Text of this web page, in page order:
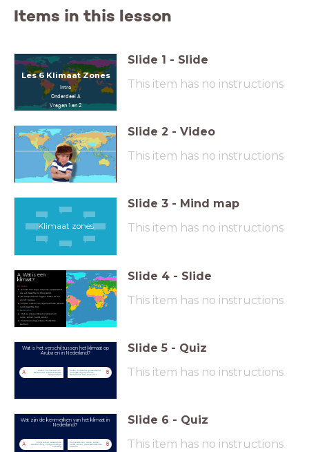
Items in this lesson
Les 6 Klimaat Zones
Intro
Onderdeel A
Vragen 1 en 2
Slide 1 - Slide
This item has no instructions
Slide 2 - Video
This item has no instructions
Klimaat zones
Slide 3 - Mind map
This item has no instructions
A. Wat is een
klimaat?
Op Aruba:
Je hebt hier bijna altijd de passaatwind,
die uit dezelfde richting komt.
Detemperaturen liggen tussen de 25 ̊
en 35 ̊ Celsius.
Elk jaar is weer een regenperiode, steeds
rond dezelfde tijd.
In Nederland:
Heb je elk jaar steeds 4 seizoenen;
lente, zomer, herfst, winter.
Elk seizoen volgt elk jaar hetzelfde
patroon.
Slide 4 - Slide
This item has no instructions
Wat is het verschil tussen het klimaat op
Aruba en in Nederland?
A Aruba: Vier seizoenen;
Nederland: Altijd dezelfde
temperatuur B
Aruba: Constante passaatwind,
jaarlijkse regenperiode;
Nederland: Vier seizoenen
Slide 5 - Quiz
This item has no instructions
Wat zijn de kenmerken van het klimaat in
Nederland?
A Altijd zomer, wisselende
windrichting, onregelmatige
neerslag B
Vier seizoenen, lente, zomer,
herfst, winter, jaarlijks hetzelfde
patroon
Slide 6 - Quiz
This item has no instructions